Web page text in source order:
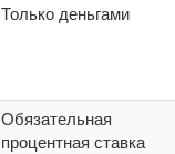
Только деньгами
Обязательная
процентная ставка